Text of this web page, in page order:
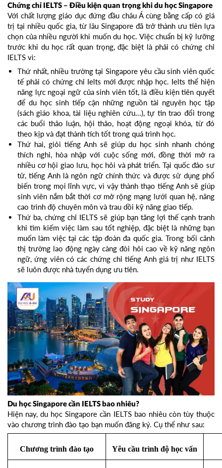
Chứng chỉ IELTS – Điều kiện quan trọng khi du học Singapore
Với chất lượng giáo dục đứng đầu châu Á cùng bằng cấp có giá
trị tại nhiều quốc gia, từ lâu Singapore đã trở thành ưu tiên lựa
chọn của nhiều người khi muốn du học. Việc chuẩn bị kỹ lưỡng
trước khi du học rất quan trọng, đặc biệt là phải có chứng chỉ
IELTS vì:
Thứ nhất, nhiều trường tại Singapore yêu cầu sinh viên quốc
tế phải có chứng chỉ Ielts mới được nhập học. Ielts thể hiện
năng lực ngoại ngữ của sinh viên tốt, là điều kiện tiên quyết
để du học sinh tiếp cận những nguồn tài nguyên học tập
(sách giáo khoa, tài liệu nghiên cứu...), tự tin trao đổi trong
các buổi thảo luận, hội thảo, hoạt động ngoại khóa, từ đó
theo kịp và đạt thành tích tốt trong quá trình học.
Thứ hai, giỏi tiếng Anh sẽ giúp du học sinh nhanh chóng
thích nghi, hòa nhập với cuộc sống mới, đồng thời mở ra
nhiều cơ hội giao lưu, học hỏi và phát triển. Tại quốc đảo sư
tử, tiếng Anh là ngôn ngữ chính thức và được sử dụng phổ
biến trong mọi lĩnh vực, vì vậy thành thạo tiếng Anh sẽ giúp
sinh viên nắm bắt thời cơ mở rộng mạng lưới quan hệ, nâng
cao trình độ chuyên môn và trau dồi kỹ năng giao tiếp.
Thứ ba, chứng chỉ IELTS sẽ giúp bạn tăng lợi thế cạnh tranh
khi tìm kiếm việc làm sau tốt nghiệp, đặc biệt là những bạn
muốn làm việc tại các tập đoàn đa quốc gia. Trong bối cảnh
thị trường lao động ngày càng đòi hỏi cao về kỹ năng ngôn
ngữ, ứng viên có các chứng chỉ tiếng Anh giá trị như IELTS
sẽ luôn được nhà tuyển dụng ưu tiên.
Du học Singapore cần IELTS bao nhiêu?
Hiện nay, du học Singapore cần IELTS bao nhiêu còn tùy thuộc
vào chương trình đào tạo bạn muốn đăng ký. Cụ thể như sau:
Chương trình đào tạo Yêu cầu trình độ học vấn